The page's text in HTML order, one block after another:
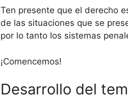
Ten presente que el derecho
de las situaciones que se
por lo tanto los sistemas
¡Comencemos!
Desarrollo del